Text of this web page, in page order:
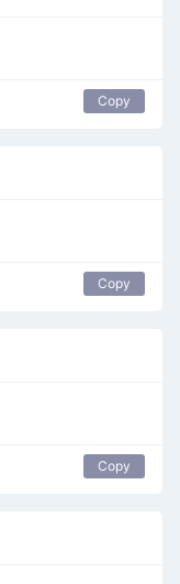
Copy
Copy
Copy